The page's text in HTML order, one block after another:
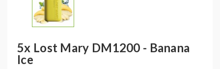
5x Lost Mary DM1200 - Banana
Ice